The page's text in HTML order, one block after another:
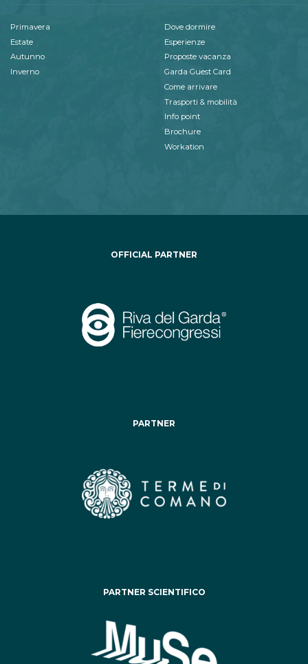
Primavera
Estate
Autunno
Inverno
Dove dormire
Esperienze
Proposte vacanza
Garda Guest Card
Come arrivare
Trasporti & mobilità
Info point
Brochure
Workation
OFFICIAL PARTNER
PARTNER
PARTNER SCIENTIFICO